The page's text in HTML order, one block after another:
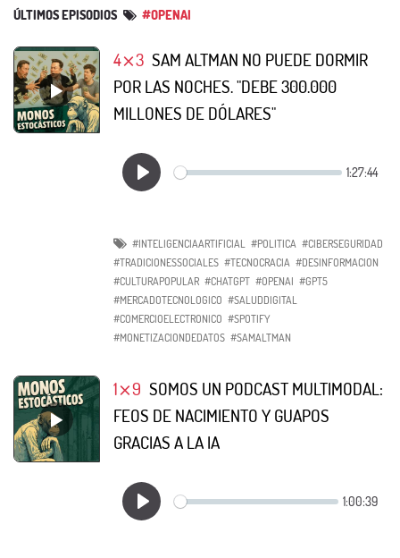
ÚLTIMOS EPISODIOS #OPENAI
4⨯3 SAM ALTMAN NO PUEDE DORMIR
POR LAS NOCHES. "DEBE 300.000
MILLONES DE DÓLARES"
#INTELIGENCIAARTIFICIAL #POLITICA #CIBERSEGURIDAD
#TRADICIONESSOCIALES #TECNOCRACIA #DESINFORMACION
#CULTURAPOPULAR #CHATGPT #OPENAI #GPT5
#MERCADOTECNOLOGICO #SALUDDIGITAL
#COMERCIOELECTRONICO #SPOTIFY
#MONETIZACIONDEDATOS #SAMALTMAN
1⨯9 SOMOS UN PODCAST MULTIMODAL:
FEOS DE NACIMIENTO Y GUAPOS
GRACIAS A LA IA